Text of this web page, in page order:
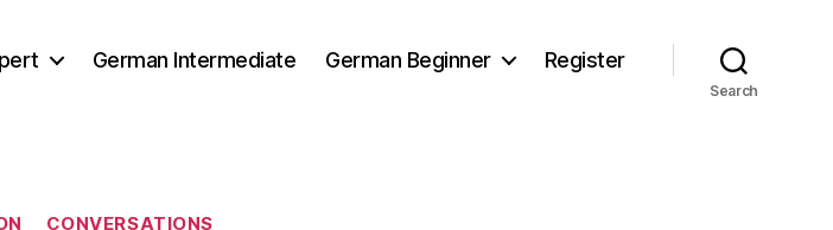
German Intermediate German Beginner Register
Search
Categories
CONVERSATIONS